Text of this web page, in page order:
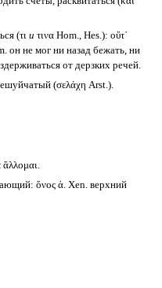
(τι и τινα Hom., Hes.): οὔτ᾽
он не мог ни назад бежать, ни
от дерзких речей.
(σελάχη Arst.).
ἅλλομαι.
ὄνος ἀ. Xen. верхний